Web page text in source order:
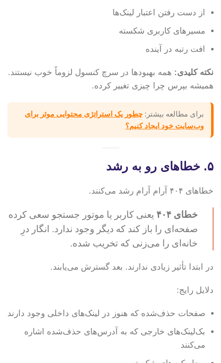
از دست رفتن اعتبار لینک‌ها
مسیرهای کاربری شکسته
افت رتبه در آینده
نکته کلیدی: همه بهبودها در سرچ کنسول لزوماً خوب نیستند.
همیشه بپرس چرا چیزی تغییر کرده.
برای مطالعه بیشتر: چطور یک استراتژی محتوایی موثر برای
وب‌سایت خود ایجاد کنیم؟
۵. خطاهای رو به رشد
خطاهای ۴۰۴ آرام آرام رشد می‌کنند.
خطای ۴۰۴
یعنی کاربر یا موتور جستجو سعی کرده
صفحه‌ای را باز کند که دیگر وجود ندارد. انگار درِ
خانه‌ای را می‌زنی که تخریب شده.
در ابتدا تأثیر زیادی ندارند. بعد گسترش می‌یابند.
دلایل رایج:
صفحات حذف‌شده که هنوز در لینک‌های داخلی وجود دارند
بک‌لینک‌های خارجی که به آدرس‌های حذف‌شده اشاره
می‌کنند